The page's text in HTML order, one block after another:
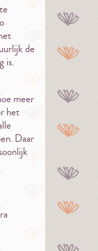
de
is.
meer
het
Daar